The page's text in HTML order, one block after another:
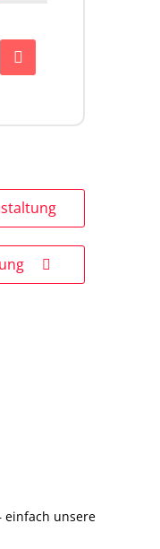
einfach unsere